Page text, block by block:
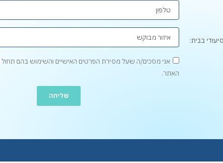
אני מסכים/ה שעל מסירת הפרטים האישיים והשימוש בהם תחול
האתר.
שליחה